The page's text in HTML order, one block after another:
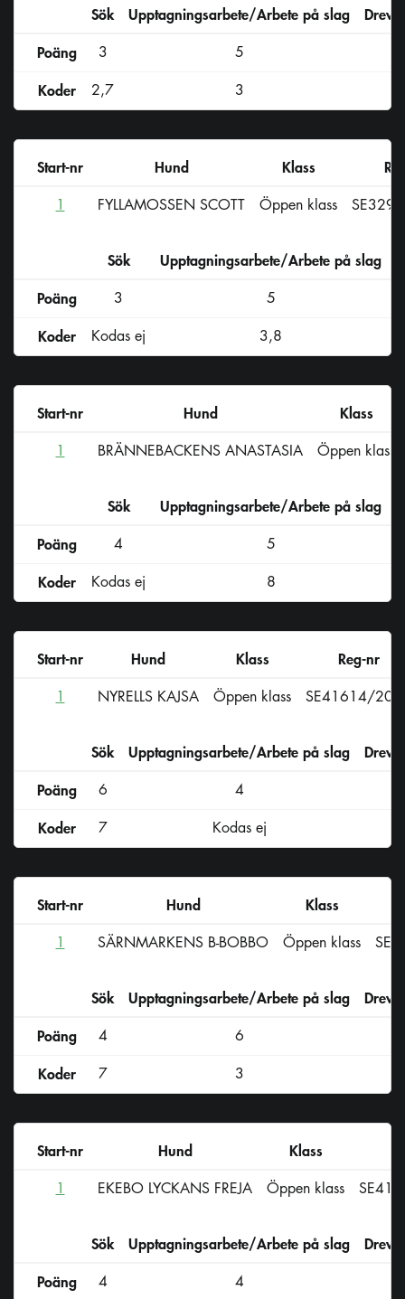
Sök Upptagningsarbete/Arbete på slag
Poäng
3 5
Koder
2,7 3
Start-nr Hund Klass
1
FYLLAMOSSEN SCOTT Öppen klass
Sök Upptagningsarbete/Arbete på slag
Poäng
3
5
Koder
Kodas ej 3,8
Start-nr Hund
Klass
1
BRÄNNEBACKENS ANASTASIA Öppen klass
Sök Upptagningsarbete/Arbete på slag
Poäng
4
5
Koder
Kodas ej 8
Start-nr Hund Klass
Reg-nr
1
NYRELLS KAJSA Öppen klass SE41614/
Sök Upptagningsarbete/Arbete på slag
Poäng
6 4
Koder
7 Kodas ej
Start-nr Hund
Klass
1
SÄRNMARKENS B-BOBBO Öppen klass
Sök Upptagningsarbete/Arbete på slag
Poäng
4 6
Koder
7 3
Start-nr Hund Klass
1
EKEBO LYCKANS FREJA Öppen klass
Sök Upptagningsarbete/Arbete på slag
Poäng
4 4